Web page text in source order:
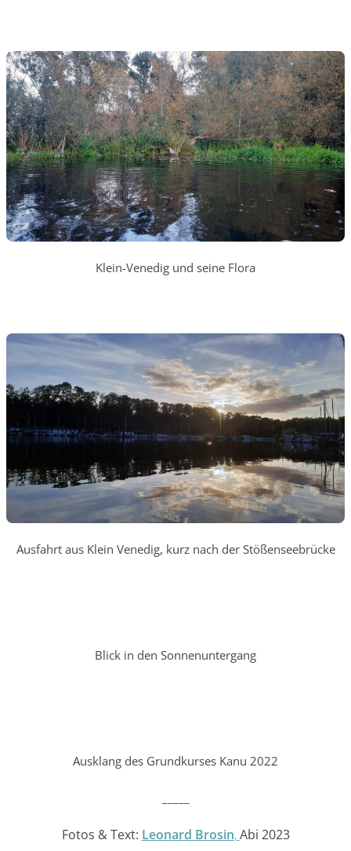
Klein-Venedig und seine Flora
Ausfahrt aus Klein Venedig, kurz nach der Stößenseebrücke
Blick in den Sonnenuntergang
Ausklang des Grundkurses Kanu 2022
Fotos & Text: Leonard Brosin,Abi 2023